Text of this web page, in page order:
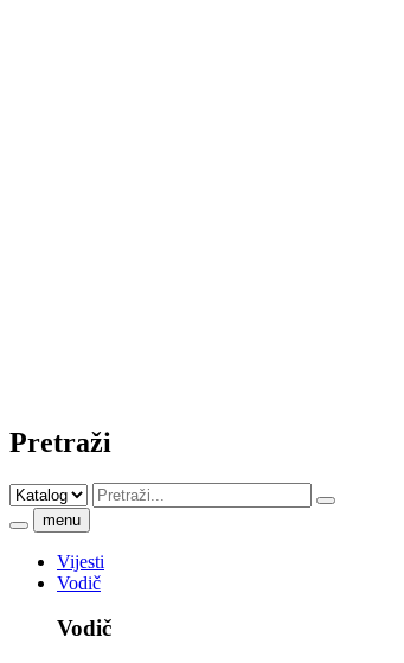
Pretraži
menu
Vijesti
Vodič
Vodič